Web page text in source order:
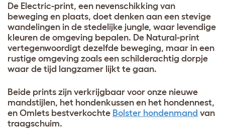
De Electric-print, een nevenschikking van
beweging en plaats, doet denken aan een stevige
wandelingen in de stedelijke jungle, waar levendige
kleuren de omgeving bepalen. De Natural-print
vertegenwoordigt dezelfde beweging, maar in een
rustige omgeving zoals een schilderachtig dorpje
waar de tijd langzamer lijkt te gaan.
Beide prints zijn verkrijgbaar voor onze nieuwe
mandstijlen, het hondenkussen en het hondennest,
en Omlets bestverkochte Bolster hondenmand van
traagschuim.